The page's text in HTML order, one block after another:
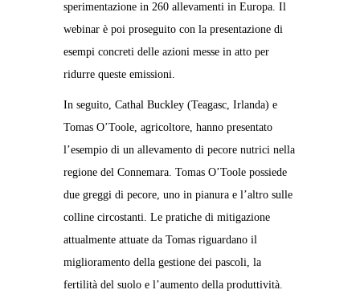
sperimentazione in 260 allevamenti in Europa. Il
webinar è poi proseguito con la presentazione di
esempi concreti delle azioni messe in atto per
ridurre queste emissioni.
In seguito, Cathal Buckley (Teagasc, Irlanda) e
Tomas O’Toole, agricoltore, hanno presentato
l’esempio di un allevamento di pecore nutrici nella
regione del Connemara. Tomas O’Toole possiede
due greggi di pecore, uno in pianura e l’altro sulle
colline circostanti. Le pratiche di mitigazione
attualmente attuate da Tomas riguardano il
miglioramento della gestione dei pascoli, la
fertilità del suolo e l’aumento della produttività.